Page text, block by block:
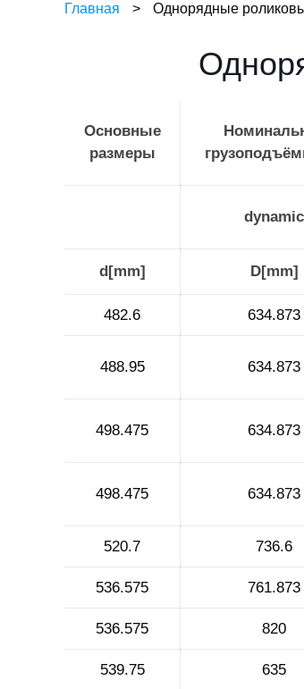
Главная > Однорядные
Основные
размеры
dynamic
d[mm] D[mm]
482.6 634.873
488.95 634.873
498.475 634.873
498.475 634.873
520.7 736.6
536.575 761.873
536.575 820
539.75 635